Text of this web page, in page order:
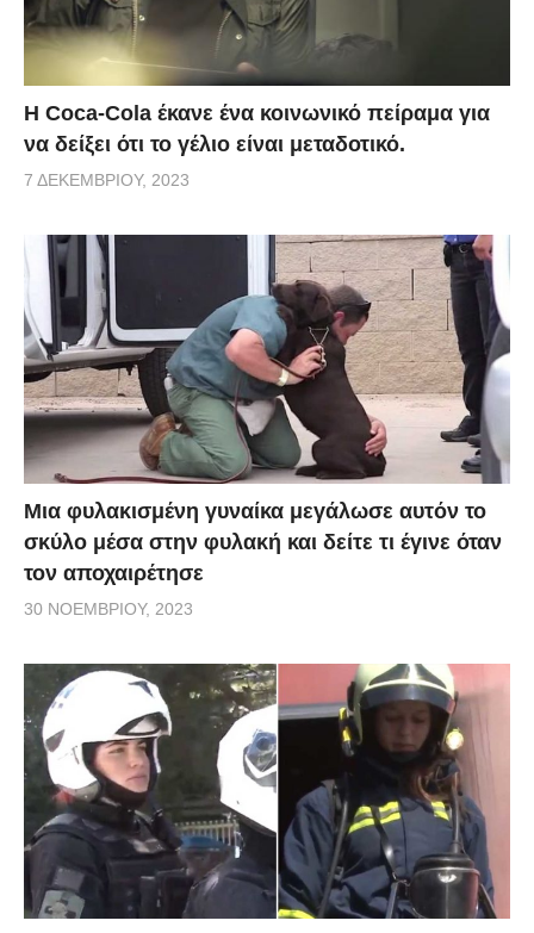
Η Coca-Cola έκανε ένα κοινωνικό πείραμα για
να δείξει ότι το γέλιο είναι μεταδοτικό.
7 ΔΕΚΕΜΒΡΊΟΥ, 2023
Μια φυλακισμένη γυναίκα μεγάλωσε αυτόν το
σκύλο μέσα στην φυλακή και δείτε τι έγινε όταν
τον αποχαιρέτησε
30 ΝΟΕΜΒΡΊΟΥ, 2023